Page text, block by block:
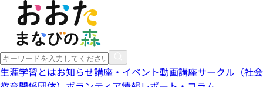
生涯学習とはお知らせ講座・イベント動画講座サークル（社会